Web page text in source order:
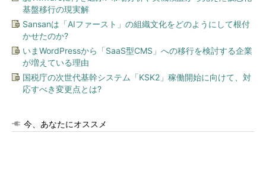
基盤移行の現実解
Sansanは「AIファースト」の組織文化をどのようにして根付
かせたのか?
いまWordPressから「SaaS型CMS」への移行を検討する企業
が増えている理由
国税庁の次世代基幹システム「KSK2」稼働開始に向けて、対
応すべき変更点とは?
今、あなたにオススメ